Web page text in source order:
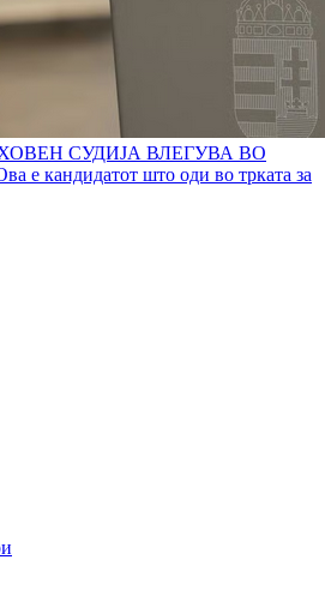
СУДИЈА ВЛЕГУВА ВО
кандидатот што оди во трката за